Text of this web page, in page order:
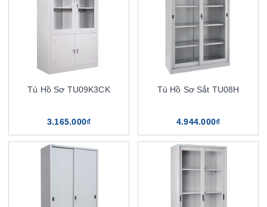
Tủ Hồ Sơ TU09K3CK
3.165.000₫
Tủ Hồ Sơ Sắt TU08H
4.944.000₫